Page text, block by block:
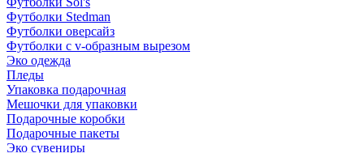
Футболки Stedman
Футболки оверсайз
Футболки с v-образным вырезом
Эко одежда
Пледы
Упаковка подарочная
Мешочки для упаковки
Подарочные коробки
Подарочные пакеты
Эко сувениры